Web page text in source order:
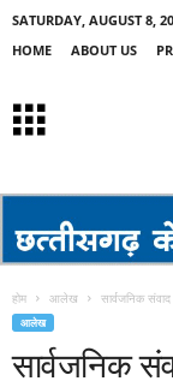
SATURDAY, AUGUST 8,
HOME
ABOUT US
होम आलेख सार्वजनिक
आलेख
सार्वजनिक